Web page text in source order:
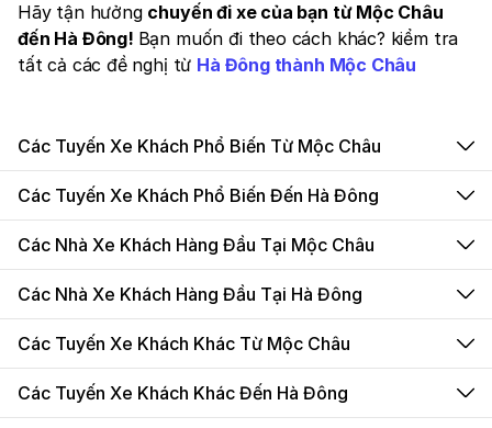
Hãy tận hưởng chuyến đi xe của bạn từ Mộc Châu
đến Hà Đông! Bạn muốn đi theo cách khác? kiểm tra
tất cả các đề nghị từ Hà Đông thành Mộc Châu
Các Tuyến Xe Khách Phổ Biến Từ Mộc Châu
Các Tuyến Xe Khách Phổ Biến Đến Hà Đông
Các Nhà Xe Khách Hàng Đầu Tại Mộc Châu
Các Nhà Xe Khách Hàng Đầu Tại Hà Đông
Các Tuyến Xe Khách Khác Từ Mộc Châu
Các Tuyến Xe Khách Khác Đến Hà Đông